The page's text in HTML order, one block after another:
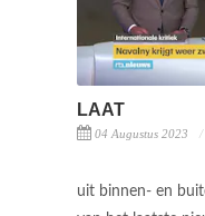
LAAT
04 Augustus 2023
uit binnen- en